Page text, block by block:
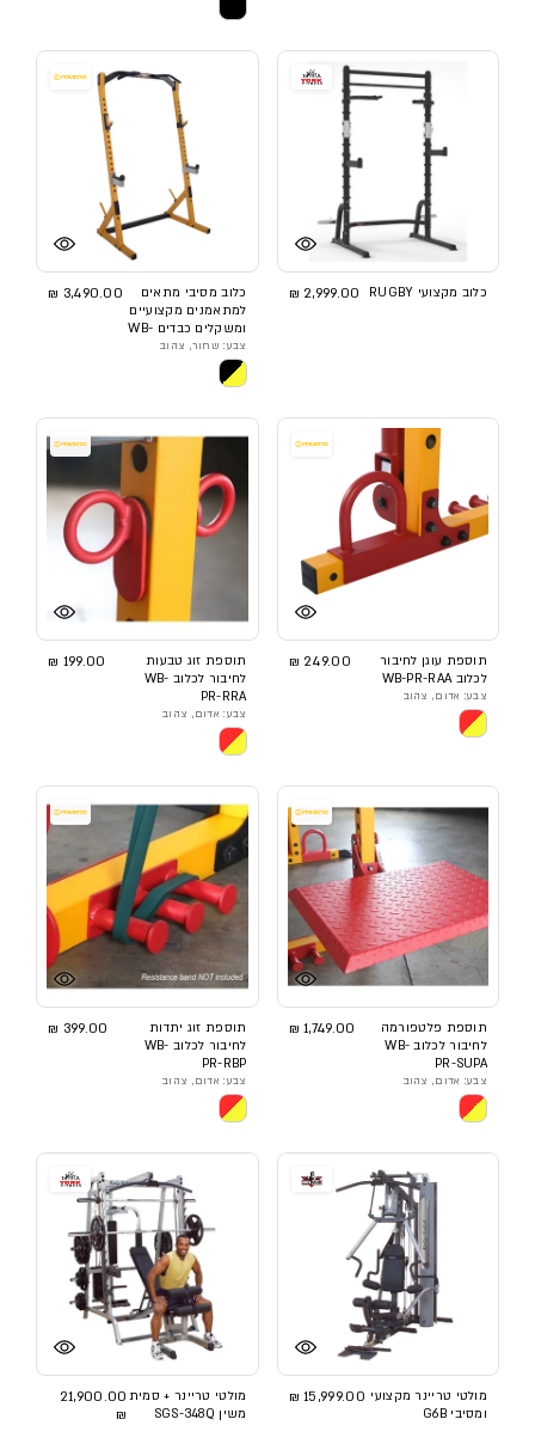
כלוב מקצועי RUGBY 2,999.00 ₪
כלוב מסיבי מתאים
למתאמנים מקצועיים
ומשקלים כבדים WB-
HR
3,490.00 ₪
צבע: שחור, צהוב
תוספת עוגן לחיבור
לכלוב WB-PR-RAA
249.00 ₪
צבע: אדום, צהוב
תוספת זוג טבעות
לחיבור לכלוב WB-
PR-RRA
199.00 ₪
צבע: אדום, צהוב
תוספת פלטפורמה
לחיבור לכלוב WB-
PR-SUPA
1,749.00 ₪
צבע: אדום, צהוב
תוספת זוג יתדות
לחיבור לכלוב WB-
PR-RBP
399.00 ₪
צבע: אדום, צהוב
מולטי טריינר מקצועי
ומסיבי G6B
15,999.00 ₪
מולטי טריינר + סמית
משין SGS-348Q
21,900.00
₪